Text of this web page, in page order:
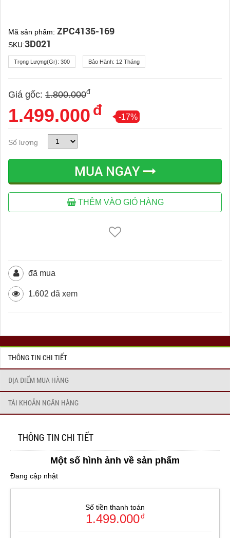
Mã sản phẩm: ZPC4135-169
SKU:3D021
Trọng Lượng(gr): 300 Bảo Hành: 12 Tháng
Giá gốc: 1.800.000đ
1.499.000 đ -17%
Số lượng
MUA NGAY
THÊM VÀO GIỎ HÀNG
đã mua
1.602 đã xem
THÔNG TIN CHI TIẾT
ĐỊA ĐIỂM MUA HÀNG
TÀI KHOẢN NGÂN HÀNG
THÔNG TIN CHI TIẾT
Một số hình ảnh về sản phẩm
Đang cập nhật
Số tiền thanh toán
1.499.000đ